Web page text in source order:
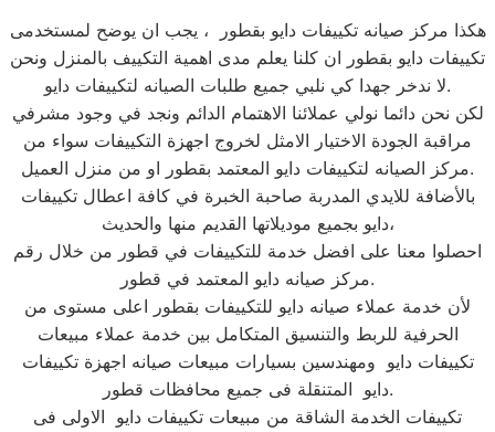
هكذا مركز صيانه تكييفات دايو بقطور ، يجب ان يوضح لمستخدمى
تكييفات دايو بقطور ان كلنا يعلم مدى اهمية التكييف بالمنزل ونحن
لا ندخر جهدا كي نلبي جميع طلبات الصيانه لتكييفات دايو.
لكن نحن دائما نولي عملائنا الاهتمام الدائم ونجد في وجود مشرفي
مراقبة الجودة الاختيار الامثل لخروج اجهزة التكييفات سواء من
مركز الصيانه لتكييفات دايو المعتمد بقطور او من منزل العميل.
بالأضافة للايدي المدربة صاحبة الخبرة في كافة اعطال تكييفات
دايو بجميع موديلاتها القديم منها والحديث،
احصلوا معنا على افضل خدمة للتكييفات في قطور من خلال رقم
مركز صيانه دايو المعتمد في قطور.
لأن خدمة عملاء صيانه دايو للتكييفات بقطور اعلى مستوى من
الحرفية للربط والتنسيق المتكامل بين خدمة عملاء مبيعات
تكييفات دايو ومهندسين بسيارات مبيعات صيانه اجهزة تكييفات
دايو المتنقلة فى جميع محافظات قطور.
تكييفات الخدمة الشاقة من مبيعات تكييفات دايو الاولى فى